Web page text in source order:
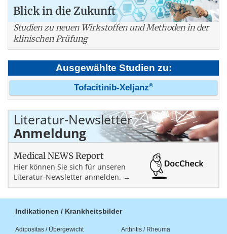
Blick in die Zukunft
Studien zu neuen Wirkstoffen und Methoden in der
klinischen Prüfung
Ausgewählte Studien zu:
Tofacitinib-Xeljanz®
Literatur-Newsletter
Anmeldung
Medical NEWS Report
Hier können Sie sich für unseren
Literatur-Newsletter anmelden. →
Indikationen / Krankheitsbilder
Adipositas / Übergewicht
Arthritis / Rheuma